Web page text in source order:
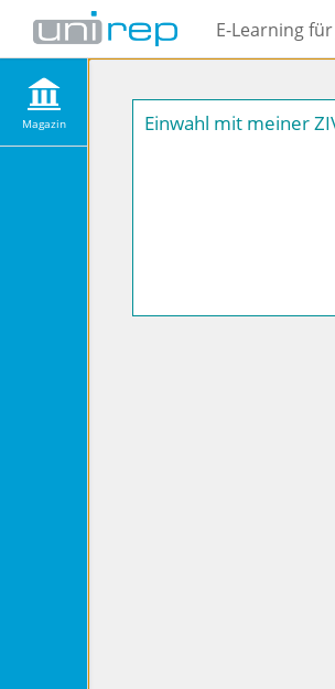
E-Learning
Magazin Einwahl mit meiner